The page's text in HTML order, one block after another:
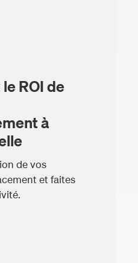
ROI de
à
de vos
et faites